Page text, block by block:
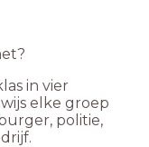
in vier
elke groep
politie,